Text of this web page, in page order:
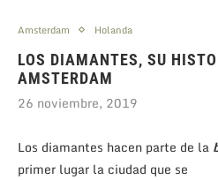
Amsterdam Holanda
LOS DIAMANTES, SU
AMSTERDAM
26 noviembre, 2019
Los diamantes hacen parte de la
primer lugar la ciudad que se